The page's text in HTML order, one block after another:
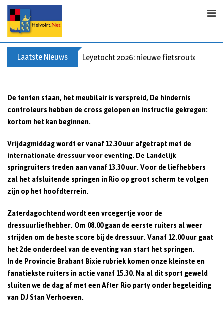
Skip
content
Laatste Nieuws Leyetocht 2026: nieuwe fietsroutes
De tenten staan, het meubilair is verspreid, De hindernis
controleurs hebben de cross gelopen en instructie gekregen:
kortom het kan beginnen.
Vrijdagmiddag wordt er vanaf 12.30 uur afgetrapt met de
internationale dressuur voor eventing. De Landelijk
springruiters treden aan vanaf 13.30 uur. Voor de liefhebbers
zal het afsluitende springen in Rio op groot scherm te volgen
zijn op het hoofdterrein.
Zaterdagochtend wordt een vroegertje voor de
dressuurliefhebber. Om 08.00 gaan de eerste ruiters al weer
strijden om de beste score bij de dressuur. Vanaf 12.00 uur gaat
het 2de onderdeel van de eventing van start het springen.
In de Provincie Brabant Bixie rubriek komen onze kleinste en
fanatiekste ruiters in actie vanaf 15.30. Na al dit sport geweld
sluiten we de dag af met een After Rio party onder begeleiding
van DJ Stan Verhoeven.